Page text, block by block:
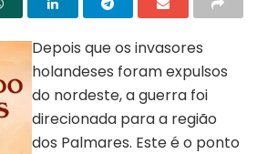
Depois que os invasores
holandeses foram expulsos
do nordeste, a guerra foi
direcionada para a região
dos Palmares. Este é o ponto